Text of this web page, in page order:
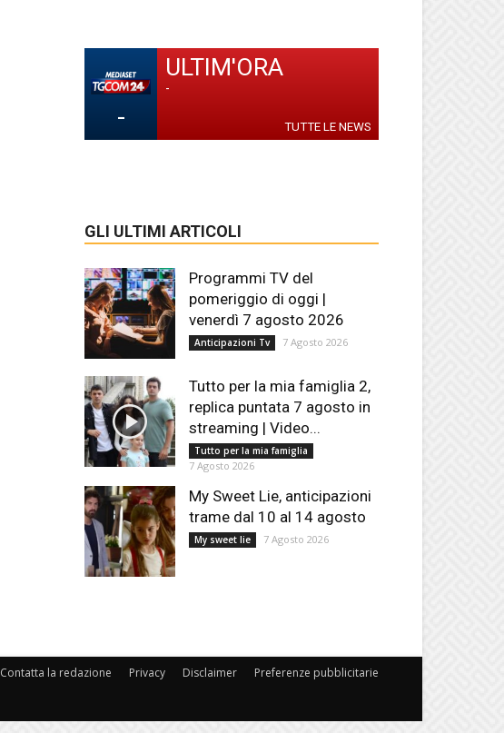
-
ULTIM'ORA
-
TUTTE LE NEWS
GLI ULTIMI ARTICOLI
Programmi TV del
pomeriggio di oggi |
venerdì 7 agosto 2026
Anticipazioni Tv 7 Agosto 2026
Tutto per la mia famiglia 2,
replica puntata 7 agosto in
streaming | Video...
Tutto per la mia famiglia
7 Agosto 2026
My Sweet Lie, anticipazioni
trame dal 10 al 14 agosto
My sweet lie 7 Agosto 2026
Contatta la redazione Privacy Disclaimer Preferenze pubblicitarie